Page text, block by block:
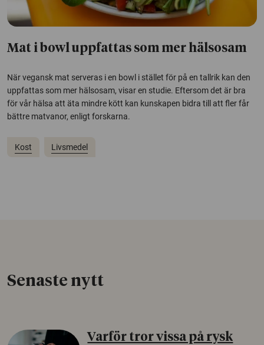
Mat i bowl uppfattas som mer hälsosam
När vegansk mat serveras i en bowl i stället för på en tallrik kan den
uppfattas som mer hälsosam, visar en studie. Eftersom det är bra
för vår hälsa att äta mindre kött kan kunskapen bidra till att fler får
bättre matvanor, enligt forskarna.
Kost Livsmedel
Senaste nytt
Varför tror vissa på rysk